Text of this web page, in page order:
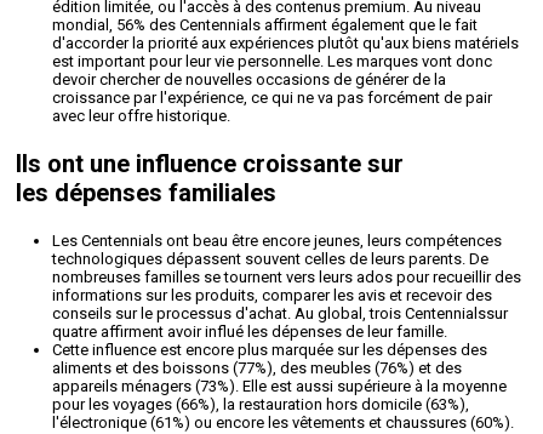
édition limitée, ou l'accès à des contenus premium. Au niveau
mondial, 56% des Centennials affirment également que le fait
d'accorder la priorité aux expériences plutôt qu'aux biens matériels
est important pour leur vie personnelle. Les marques vont donc
devoir chercher de nouvelles occasions de générer de la
croissance par l'expérience, ce qui ne va pas forcément de pair
avec leur offre historique.
Ils ont une influence croissante sur
les dépenses familiales
Les Centennials ont beau être encore jeunes, leurs compétences
technologiques dépassent souvent celles de leurs parents. De
nombreuses familles se tournent vers leurs ados pour recueillir des
informations sur les produits, comparer les avis et recevoir des
conseils sur le processus d'achat. Au global, trois Centennialssur
quatre affirment avoir influé les dépenses de leur famille.
Cette influence est encore plus marquée sur les dépenses des
aliments et des boissons (77%), des meubles (76%) et des
appareils ménagers (73%). Elle est aussi supérieure à la moyenne
pour les voyages (66%), la restauration hors domicile (63%),
l'électronique (61%) ou encore les vêtements et chaussures (60%).